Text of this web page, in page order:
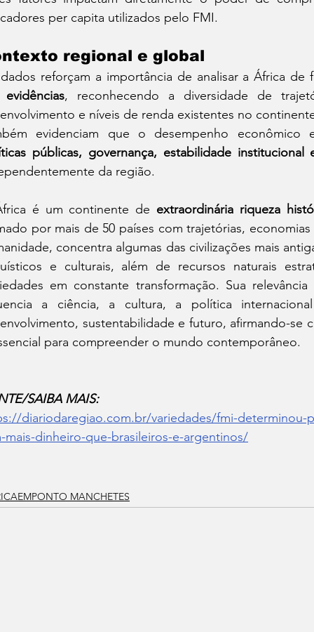
per capita utilizados pelo FMI.
regional e global
reforçam a importância de analisar a África de
, reconhecendo a diversidade de
e níveis de renda existentes no
públicas, governança, estabilidade
da região.
é um continente de extraordinária riqueza
por mais de 50 países com trajetórias,
concentra algumas das civilizações mais
e culturais, além de recursos naturais
em constante transformação. Sua
a ciência, a cultura, a política
sustentabilidade e futuro, afirmando-se
para compreender o mundo contemporâneo.
SAIBA MAIS:
diariodaregiao.com.br/variedades/fmi-determinou-
mais-dinheiro-que-brasileiros-e-argentinos/
MANCHETES